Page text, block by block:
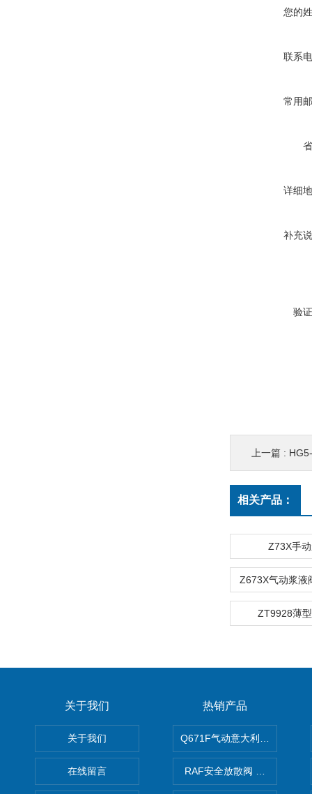
您的
联系
常用
详细
补充
验
上一篇 :
相关产品：
Z73X手
Z673X气动浆液
ZT9928薄
关于我们
关于我们
在线留言
热销产品
Q671F气动意大利式薄型球阀
RAF安全放散阀 阀生产